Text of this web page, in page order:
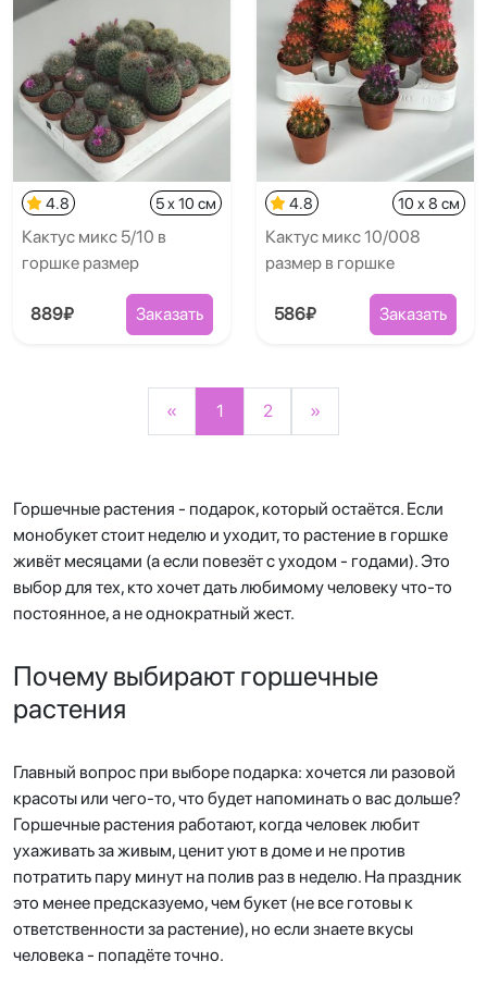
4.8 5 x 10 см
Кактус микс 5/10 в
горшке размер
889₽ Заказать
4.8 10 x 8 см
Кактус микс 10/008
размер в горшке
586₽ Заказать
« 1 2 »
Горшечные растения - подарок, который остаётся. Если
монобукет стоит неделю и уходит, то растение в горшке
живёт месяцами (а если повезёт с уходом - годами). Это
выбор для тех, кто хочет дать любимому человеку что-то
постоянное, а не однократный жест.
Почему выбирают горшечные
растения
Главный вопрос при выборе подарка: хочется ли разовой
красоты или чего-то, что будет напоминать о вас дольше?
Горшечные растения работают, когда человек любит
ухаживать за живым, ценит уют в доме и не против
потратить пару минут на полив раз в неделю. На праздник
это менее предсказуемо, чем букет (не все готовы к
ответственности за растение), но если знаете вкусы
человека - попадёте точно.